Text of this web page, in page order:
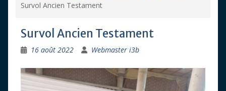
Survol Ancien Testament
Survol Ancien Testament
16 août 2022 Webmaster i3b